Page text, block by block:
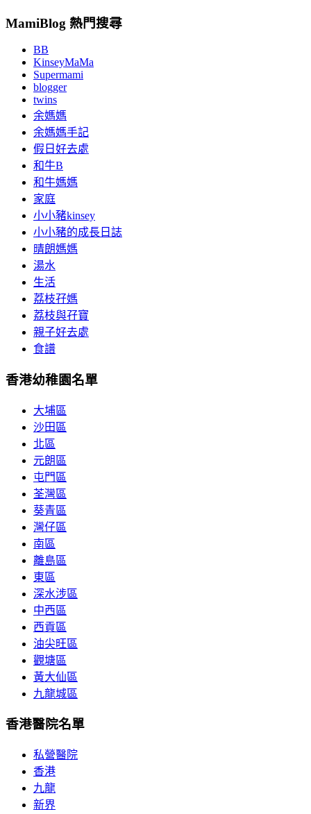
MamiBlog 熱門搜尋
BB
KinseyMaMa
Supermami
blogger
twins
余媽媽
余媽媽手記
假日好去處
和牛B
和牛媽媽
家庭
小小豬kinsey
小小豬的成長日誌
晴朗媽媽
湯水
生活
荔枝孖媽
荔枝與孖寶
親子好去處
食譜
香港幼稚園名單
大埔區
沙田區
北區
元朗區
屯門區
荃灣區
葵青區
灣仔區
南區
離島區
東區
深水涉區
中西區
西貢區
油尖旺區
觀塘區
黃大仙區
九龍城區
香港醫院名單
私營醫院
香港
九龍
新界